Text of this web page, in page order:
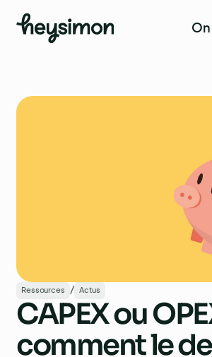
On
Ressources / Actus
CAPEX ou
comment le